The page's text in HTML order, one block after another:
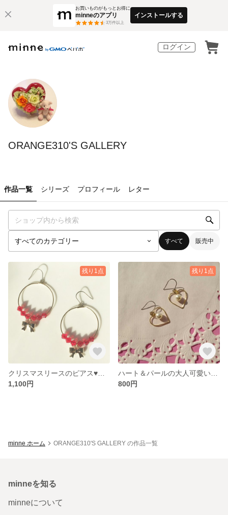
お買いものがもっとお得に
minneのアプリ
3万件以上
インストールする
ログイン
ORANGE310'S GALLERY
作品一覧 シリーズ プロフィール レター
すべて 販売中
残り1点
1,100円
残り1点
800円
minne ホーム ORANGE310'S GALLERY の作品一覧
minneを知る
minneについて